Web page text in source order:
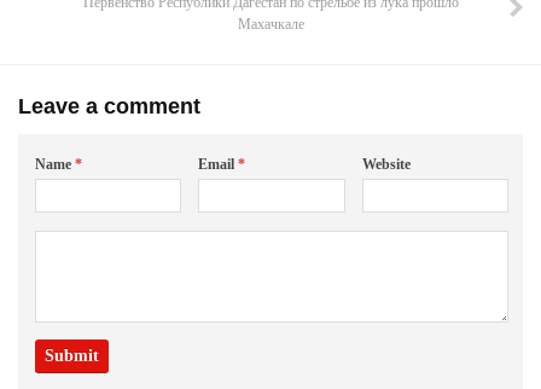
Махачкале
Leave a comment
Name * Email* Website